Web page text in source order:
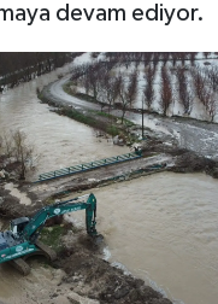
devam ediyor.